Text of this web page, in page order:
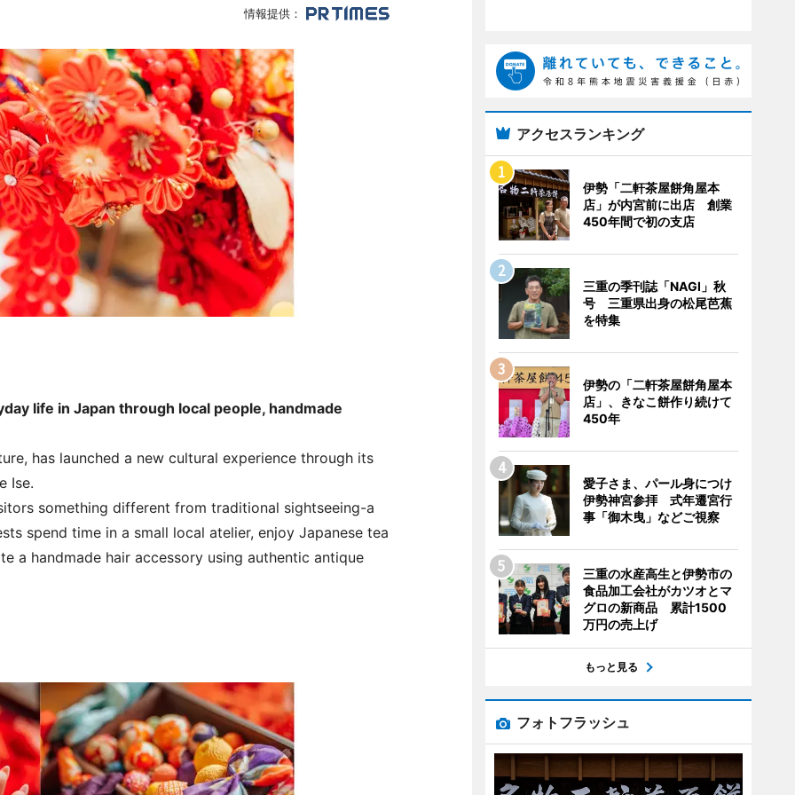
情報提供：
life in Japan through local people, handmade
has launched a new cultural experience through its
Ise.
something different from traditional sightseeing-a
spend time in a small local atelier, enjoy Japanese tea
a handmade hair accessory using authentic antique
アクセスランキング
伊勢「二軒茶屋餅角屋本
店」が内宮前に出店 創業
450年間で初の支店
三重の季刊誌「NAGI」秋
号 三重県出身の松尾芭蕉
を特集
伊勢の「二軒茶屋餅角屋本
店」、きなこ餅作り続けて
450年
愛子さま、パール身につけ
伊勢神宮参拝 式年遷宮行
事「御木曳」などご視察
三重の水産高生と伊勢市の
食品加工会社がカツオとマ
グロの新商品 累計1500
万円の売上げ
もっと見る
フォトフラッシュ